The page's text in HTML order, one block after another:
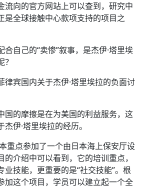
流向的官方网站上可以查到，研究中
是全球接触中心款项支持的项目之
自己的“卖惨”叙事，是杰伊·塔里埃
律宾国内关于杰伊·塔里埃拉的负面讨
国的摩擦是在为美国的利益服务，这
伊·塔里埃拉的经历。
重点参加了一个由日本海上保安厅设
介绍中可以看到，它的培训重点，
业技能，更重要的是“社交技能”。根
加这个项目，学员可以建立起一个全